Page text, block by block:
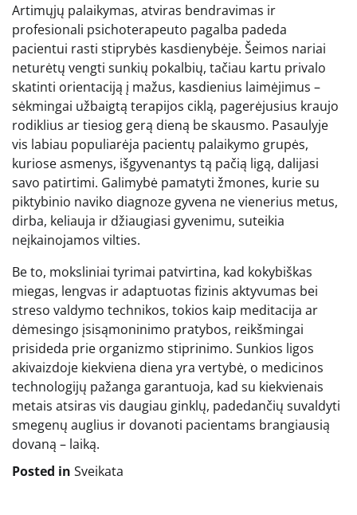
Artimųjų palaikymas, atviras bendravimas ir
profesionali psichoterapeuto pagalba padeda
pacientui rasti stiprybės kasdienybėje. Šeimos nariai
neturėtų vengti sunkių pokalbių, tačiau kartu privalo
skatinti orientaciją į mažus, kasdienius laimėjimus –
sėkmingai užbaigtą terapijos ciklą, pagerėjusius kraujo
rodiklius ar tiesiog gerą dieną be skausmo. Pasaulyje
vis labiau populiarėja pacientų palaikymo grupės,
kuriose asmenys, išgyvenantys tą pačią ligą, dalijasi
savo patirtimi. Galimybė pamatyti žmones, kurie su
piktybinio naviko diagnoze gyvena ne vienerius metus,
dirba, keliauja ir džiaugiasi gyvenimu, suteikia
neįkainojamos vilties.
Be to, moksliniai tyrimai patvirtina, kad kokybiškas
miegas, lengvas ir adaptuotas fizinis aktyvumas bei
streso valdymo technikos, tokios kaip meditacija ar
dėmesingo įsisąmoninimo pratybos, reikšmingai
prisideda prie organizmo stiprinimo. Sunkios ligos
akivaizdoje kiekviena diena yra vertybė, o medicinos
technologijų pažanga garantuoja, kad su kiekvienais
metais atsiras vis daugiau ginklų, padedančių suvaldyti
smegenų auglius ir dovanoti pacientams brangiausią
dovaną – laiką.
Posted in Sveikata